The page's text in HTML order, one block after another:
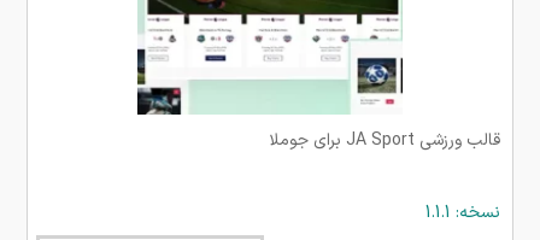
قالب ورزشی JA Sport برای جوملا
نسخه: 1.1.1